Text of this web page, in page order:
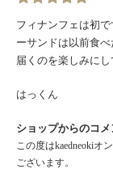
フィナンフェは初
ーサンドは以前食
届くのを楽しみにし
はっくん
ショップからのコメ
この度はkaedneokiオ
ございます。